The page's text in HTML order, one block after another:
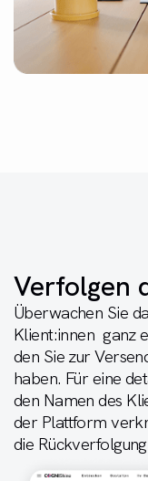
Verfolgen
Überwachen Sie
Klient:innen ganz
den Sie zur
haben. Für eine
den Namen des
der Plattform
die